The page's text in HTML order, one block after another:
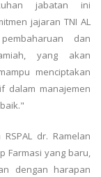
jabatan ini
jajaran TNI AL
dan
yang akan
menciptakan
dalam manajemen
dr. Ramelan
Farmasi yang baru,
dengan harapan